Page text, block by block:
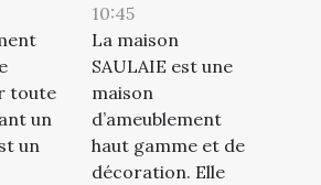
toute
un
un
10:45
La maison
SAULAIE est une
maison
d’ameublement
haut gamme et de
décoration. Elle